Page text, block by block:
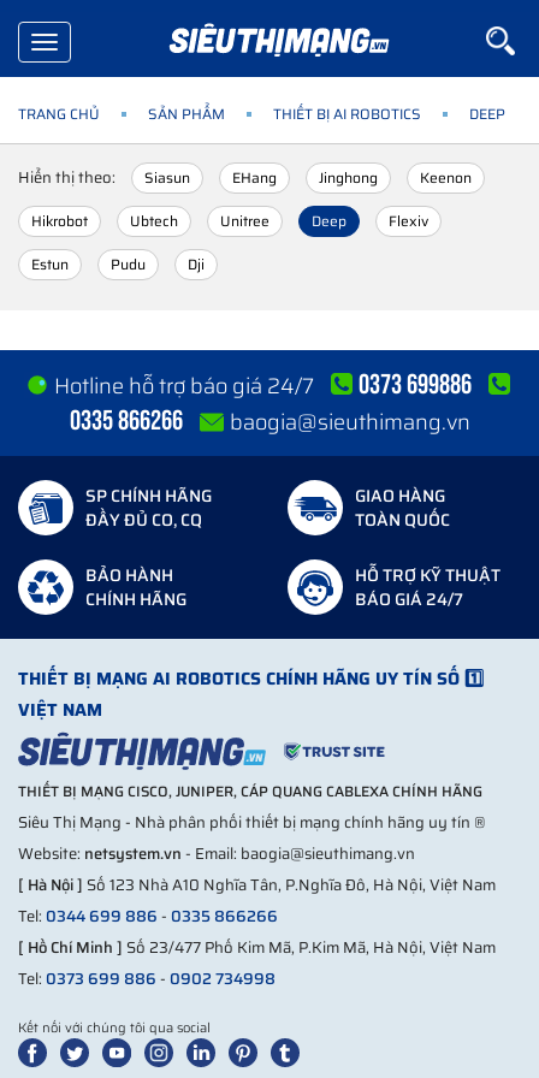
Toggle
navigation
TRANG CHỦ SẢN PHẨM THIẾT BỊ AI ROBOTICS DEEP
Hiển thị theo: Siasun EHang Jinghong
Keenon
Hikrobot
Ubtech Unitree Deep
Flexiv
Estun
Pudu Dji
Hotline hỗ trợ báo giá 24/7
0373 699886
0335 866266
baogia@sieuthimang.vn
SP CHÍNH HÃNG
ĐẦY ĐỦ CO, CQ
GIAO HÀNG
TOÀN QUỐC
BẢO HÀNH
CHÍNH HÃNG
HỖ TRỢ KỸ THUẬT
BÁO GIÁ 24/7
THIẾT BỊ MẠNG AI ROBOTICS CHÍNH HÃNG UY TÍN SỐ 1️⃣
VIỆT NAM
THIẾT BỊ MẠNG CISCO, JUNIPER, CÁP QUANG CABLEXA CHÍNH HÃNG
Siêu Thị Mạng - Nhà phân phối thiết bị mạng chính hãng uy tín ®
Website: netsystem.vn- Email: baogia@sieuthimang.vn
[ Hà Nội ] Số 123 Nhà A10 Nghĩa Tân, P.Nghĩa Đô, Hà Nội, Việt Nam
Tel:0344 699 886-0335 866266
[ Hồ Chí Minh ] Số 23/477 Phố Kim Mã, P.Kim Mã, Hà Nội, Việt Nam
Tel:0373 699 886-0902 734998
Kết nối với chúng tôi qua social